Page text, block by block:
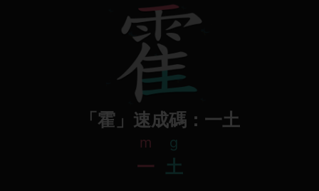
「霍」速成碼：一土
m
一
g
土